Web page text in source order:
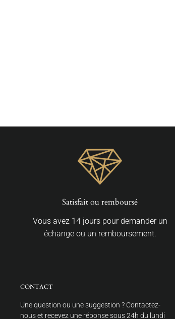
Satisfait ou remboursé
Vous avez 14 jours pour demander un
échange ou un remboursement.
CONTACT
Une question ou une suggestion ? Contactez-
nous et recevez une réponse sous 24h du lundi